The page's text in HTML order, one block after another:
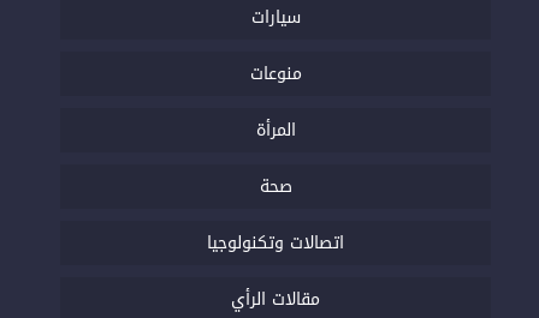
سيارات
منوعات
المرأة
صحة
اتصالات وتكنولوجيا
مقالات الرأي